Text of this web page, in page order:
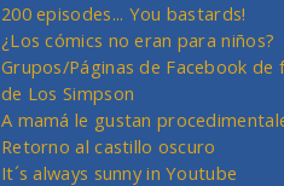
200 episodes... You bastards!
¿Los cómics no eran para niños?
Grupos/Páginas de Facebook de
de Los Simpson
A mamá le gustan
Retorno al castillo oscuro
It´s always sunny in Youtube